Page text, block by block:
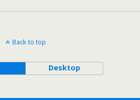
Back to top
Desktop